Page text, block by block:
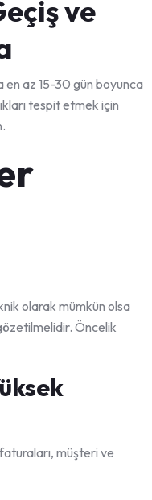
ve
en az 15-30 gün boyunca
tespit etmek için
olarak mümkün olsa
Öncelik
müşteri ve